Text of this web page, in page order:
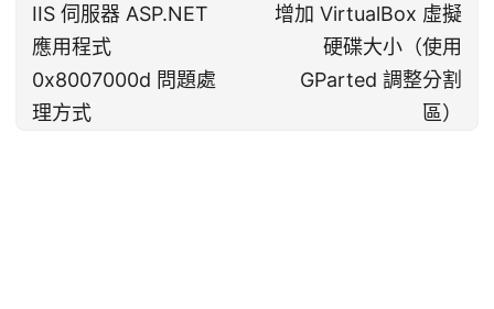
IIS 伺服器 ASP.NET
應用程式
0x8007000d 問題處
理方式
增加 VirtualBox 虛擬
硬碟大小（使用
GParted 調整分割
區）